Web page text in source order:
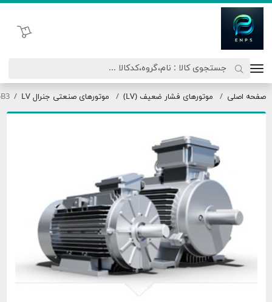
اتحاد نیروی پیشگام صنعت
موتورهای فشار ضعیف (LV) موتورهای صنعتی جنرال LV 75B3